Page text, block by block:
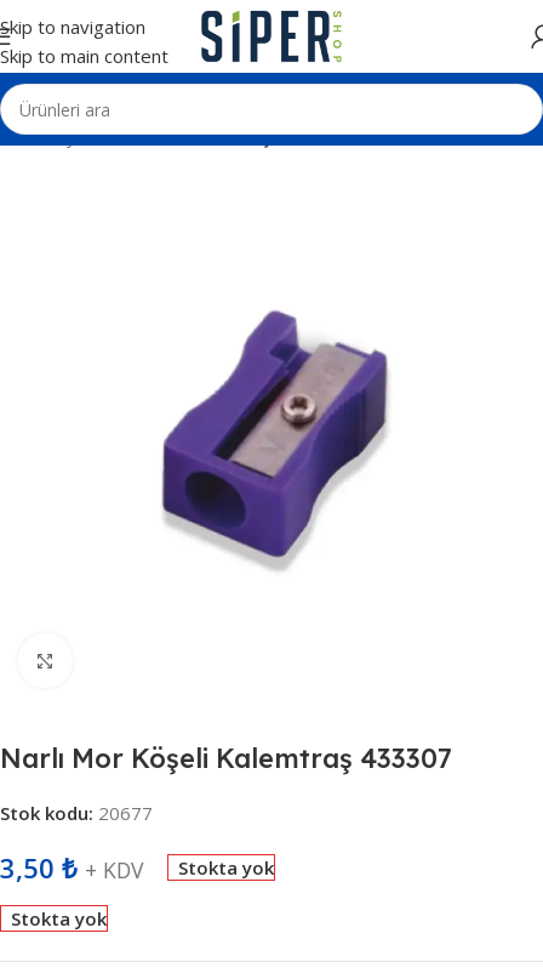
Skip to navigation
Skip to main content
Ana Sayfa Kalemler Kalemtraş
Narlı Mor Köşeli Kalemtraş 433307
Stok kodu: 20677
3,50 ₺ + KDV Stokta yok
Stokta yok